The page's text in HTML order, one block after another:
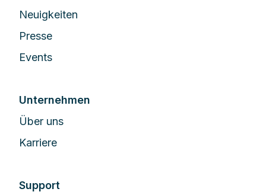
Neuigkeiten
Presse
Events
Unternehmen
Über uns
Karriere
Support